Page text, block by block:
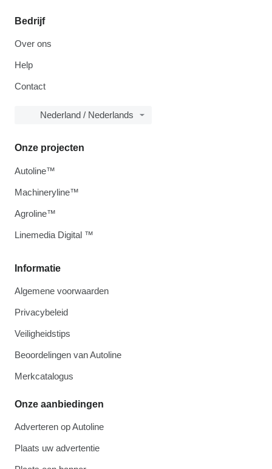
Bedrijf
Over ons
Help
Contact
Nederland / Nederlands
Informatie
Algemene voorwaarden
Privacybeleid
Veiligheidstips
Beoordelingen van Autoline
Merkcatalogus
Onze aanbiedingen
Adverteren op Autoline
Plaats uw advertentie
Onze projecten
Autoline™
Machineryline™
Agroline™
Linemedia Digital ™